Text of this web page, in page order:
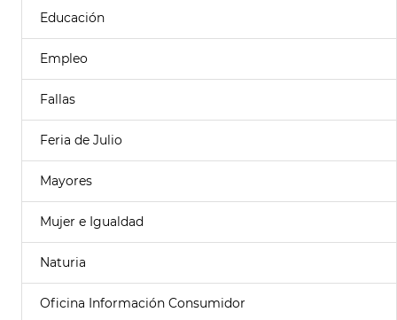
Educación
Empleo
Fallas
Feria de Julio
Mayores
Mujer e Igualdad
Naturia
Oficina Información Consumidor